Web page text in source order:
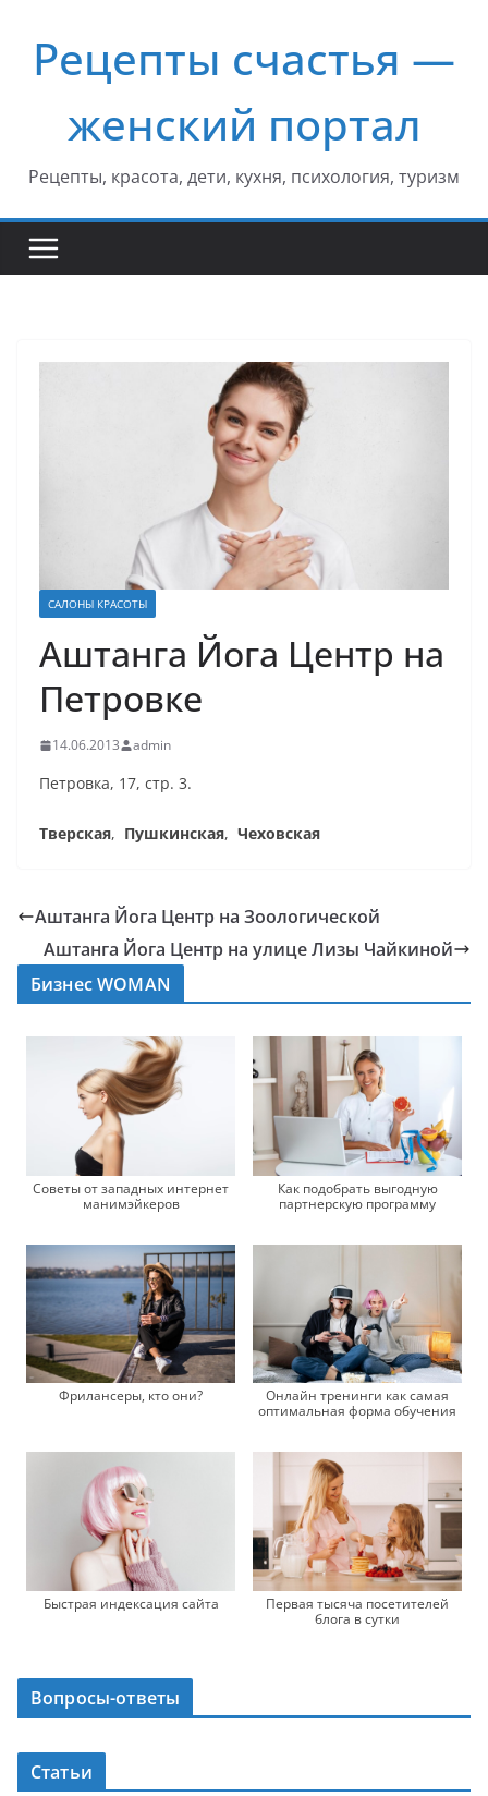
содержимому
Рецепты счастья —
женский портал
Рецепты, красота, дети, кухня, психология, туризм
САЛОНЫ КРАСОТЫ
Аштанга Йога Центр на
Петровке
14.06.2013 admin
Петровка, 17, стр. 3.
Тверская, Пушкинская, Чеховская
Аштанга Йога Центр на Зоологической
Аштанга Йога Центр на улице Лизы Чайкиной
Бизнес WOMAN
Советы от западных интернет
манимэйкеров
Как подобрать выгодную
партнерскую программу
Фрилансеры, кто они?
Онлайн тренинги как самая
оптимальная форма обучения
Быстрая индексация сайта
Первая тысяча посетителей
блога в сутки
Вопросы-ответы
Статьи